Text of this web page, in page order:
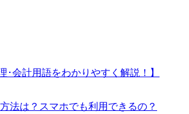
･会計用語をわかりやすく解説！】